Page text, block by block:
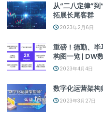
从“二八定律”
拓展长尾客群
2023年2月6日
重磅！德勤、
构图一览 | DW
2023年4月4日
数字化运营架
2023年3月27日